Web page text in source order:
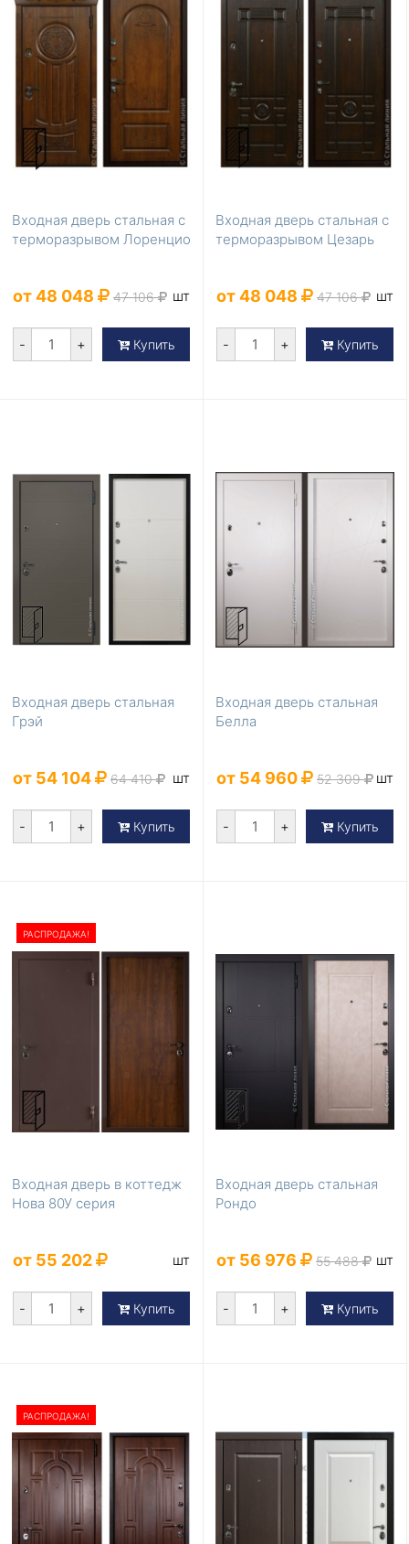
Входная дверь стальная с
терморазрывом Лоренцио
от 48 048 47 106 шт
- + Купить
Входная дверь стальная с
терморазрывом Цезарь
от 48 048 47 106 шт
- + Купить
Входная дверь стальная
Грэй
от 54 104 64 410 шт
- + Купить
Входная дверь стальная
Белла
от 54 960 52 309 шт
- + Купить
РАСПРОДАЖА!
Входная дверь в коттедж
Нова 80У серия
от 55 202 шт
- + Купить
Входная дверь стальная
Рондо
от 56 976 55 488 шт
- + Купить
РАСПРОДАЖА!